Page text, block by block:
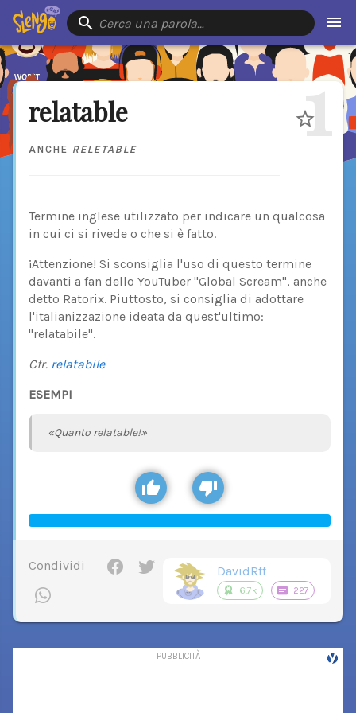
Cerca una parola…
relatable
ANCHE RELETABLE 1
Termine inglese utilizzato per indicare un qualcosa
in cui ci si rivede o che si è fatto.
¡Attenzione! Si sconsiglia l'uso di questo termine
davanti a fan dello YouTuber "Global Scream", anche
detto Ratorix. Piuttosto, si consiglia di adottare
l'italianizzazione ideata da quest'ultimo:
"relatabile".
Cfr. relatabile
ESEMPI
«Quanto relatable!»
Condividi DavidRff
6.7k 227